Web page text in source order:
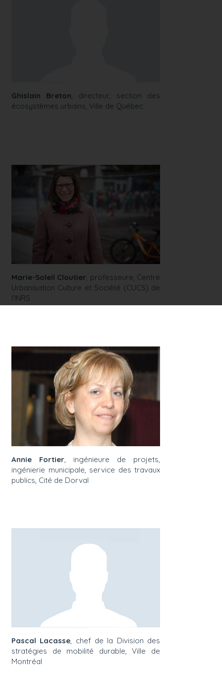
Ghislain Breton, directeur, section des
écosystèmes urbains, Ville de Québec
Marie-Soleil Cloutier, professeure, Centre
Urbanisation Culture et Société (CUCS) de
l’INRS
Annie Fortier, ingénieure de projets,
ingénierie municipale, service des travaux
publics, Cité de Dorval
Pascal Lacasse, chef de la Division des
stratégies de mobilité durable, Ville de
Montréal